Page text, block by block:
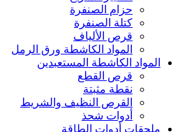
حزام الصنفرة
كتلة الصنفرة
قرص الألياف
المواد الكاشطة ورق الرمل
المواد الكاشطة المستعبدين
قرص القطع
نقطة مثبتة
القرص النظيف والشريط
أدوات شحذ
ملحقات أدوات الطاقة